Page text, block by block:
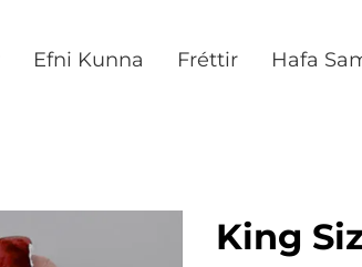
Efni Kunna Fréttir Hafa
King